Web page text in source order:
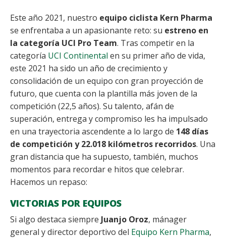
Este año 2021, nuestro equipo ciclista Kern Pharma
se enfrentaba a un apasionante reto: su estreno en
la categoría UCI Pro Team. Tras competir en la
categoría UCI Continental en su primer año de vida,
este 2021 ha sido un año de crecimiento y
consolidación de un equipo con gran proyección de
futuro, que cuenta con la plantilla más joven de la
competición (22,5 años). Su talento, afán de
superación, entrega y compromiso les ha impulsado
en una trayectoria ascendente a lo largo de 148 días
de competición y 22.018 kilómetros recorridos. Una
gran distancia que ha supuesto, también, muchos
momentos para recordar e hitos que celebrar.
Hacemos un repaso:
VICTORIAS POR EQUIPOS
Si algo destaca siempre Juanjo Oroz, mánager
general y director deportivo del Equipo Kern Pharma,